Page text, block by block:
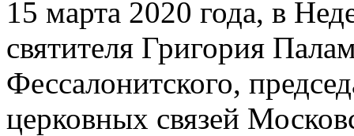
15 марта 2020 года, в
святителя Григория
Фессалонитского,
церковных связей